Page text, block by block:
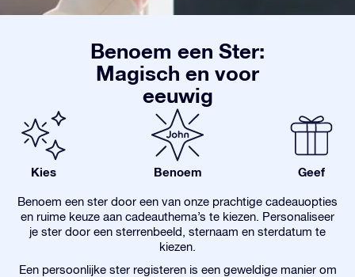
Benoem een Ster:
Magisch en voor
eeuwig
Kies Benoem Geef
Benoem een ster door een van onze prachtige cadeauopties
en ruime keuze aan cadeauthema’s te kiezen. Personaliseer
je ster door een sterrenbeeld, sternaam en sterdatum te
kiezen.
Een persoonlijke ster registeren is een geweldige manier om